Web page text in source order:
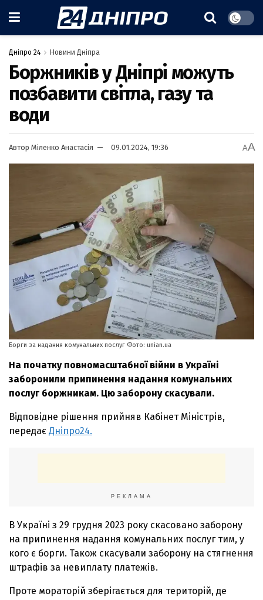
Дніпро 24 Новини Дніпра
Боржників у Дніпрі можуть
позбавити світла, газу та
води
Автор Міленко Анастасія 09.01.2024, 19:36 AA
Борги за надання комунальних послуг Фото: unian.ua
На початку повномасштабної війни в Україні
заборонили припинення надання комунальних
послуг боржникам. Цю заборону скасували.
Відповідне рішення прийняв Кабінет Міністрів,
передає Дніпро24.
РЕКЛАМА
В Україні з 29 грудня 2023 року скасовано заборону
на припинення надання комунальних послуг тим, у
кого є борги. Також скасували заборону на стягнення
штрафів за невиплату платежів.
Проте мораторій зберігається для територій, де